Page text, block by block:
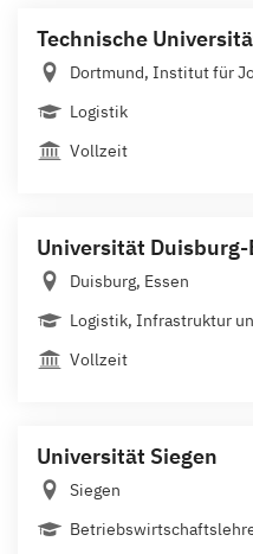
Technische
Dortmund, Institut für
Logistik
Vollzeit
Universität Duisburg-
Duisburg, Essen
Logistik, Infrastruktur
Vollzeit
Universität Siegen
Siegen